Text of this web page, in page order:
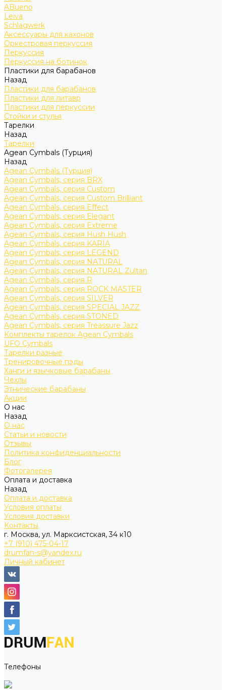
ABueno
Leiva
Schlagwerk
Аксессуары для кахонов
Оркестровая перкуссия
Перкуссия
Перкуссия на ботинок
Пластики для барабанов
Назад
Пластики для барабанов
Пластики для литавр
Пластики для перкуссии
Стойки и стулья
Тарелки
Назад
Тарелки
Agean Cymbals (Турция)
Назад
Agean Cymbals (Турция)
Agean Cymbals, серия BRX
Agean Cymbals, серия Custom
Agean Cymbals, серия Custom Brilliant
Agean Cymbals, серия Effect
Agean Cymbals, серия Elegant
Agean Cymbals, серия Extreme
Agean Cymbals, серия Hush Hush
Agean Cymbals, серия KARIA
Agean Cymbals, серия LEGEND
Agean Cymbals, серия NATURAL
Agean Cymbals, серия NATURAL Zultan
Agean Cymbals, серия R
Agean Cymbals, серия ROCK MASTER
Agean Cymbals, серия SILVER
Agean Cymbals, серия SPECIAL JAZZ
Agean Cymbals, серия STONED
Agean Cymbals, серия Treassure Jazz
Комплекты тарелок Agean Cymbals
UFO Cymbals
Тарелки разные
Тренировочные пэды
Ханги и язычковые барабаны
Чехлы
Этнические барабаны
Акции
О нас
Назад
О нас
Статьи и новости
Отзывы
Политика конфиденциальности
Блог
Фотогалерея
Оплата и доставка
Назад
Оплата и доставка
Условия оплаты
Условия доставки
Контакты
г. Москва, ул. Марксистская, 34 к10
+7 (910) 475-04-17
drumfan-s@yandex.ru
Личный кабинет
Телефоны